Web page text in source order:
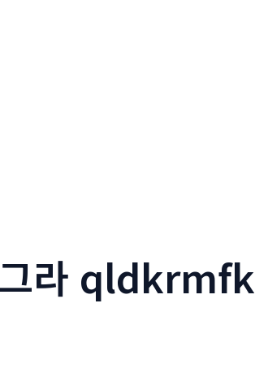
그라 qldkrmfk